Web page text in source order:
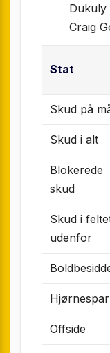
Dukuly
Craig
Stat
Skud på
Skud i alt
Blokerede
skud
Skud i
udenfor
Offside